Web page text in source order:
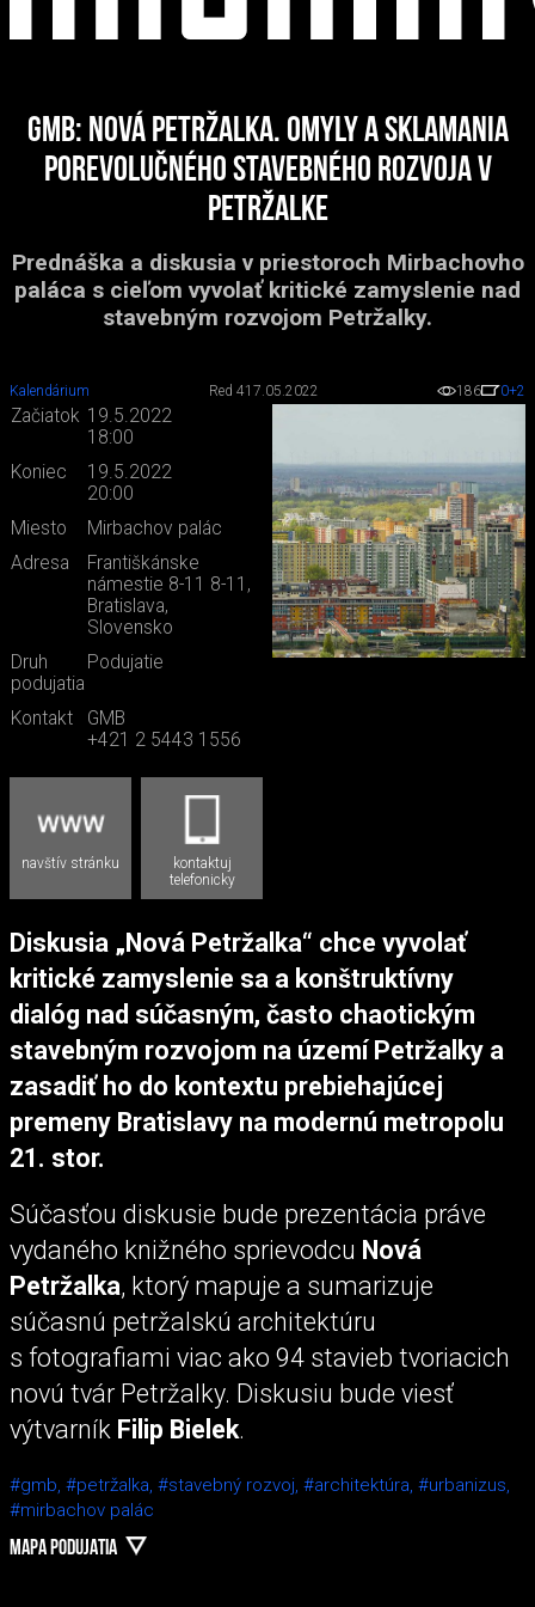
GMB: Nová Petržalka. Omyly a sklamania
porevolučného stavebného rozvoja v
Petržalke
Prednáška a diskusia v priestoroch Mirbachovho
paláca s cieľom vyvolať kritické zamyslenie nad
stavebným rozvojom Petržalky.
Kalendárium Red 417.05.2022 186 0+2
Začiatok 19.5.2022
18:00
Koniec
19.5.2022
20:00
Miesto
Mirbachov palác
Adresa
Františkánske
námestie 8-11 8-11,
Bratislava,
Slovensko
Druh
podujatia
Podujatie
Kontakt
GMB
+421 2 5443 1556
navštív stránku
kontaktuj
telefonicky
Diskusia „Nová Petržalka“ chce vyvolať
kritické zamyslenie sa a konštruktívny
dialóg nad súčasným, často chaotickým
stavebným rozvojom na území Petržalky a
zasadiť ho do kontextu prebiehajúcej
premeny Bratislavy na modernú metropolu
21. stor.
Súčasťou diskusie bude prezentácia práve
vydaného knižného sprievodcu Nová
Petržalka, ktorý mapuje a sumarizuje
súčasnú petržalskú architektúru
s fotografiami viac ako 94 stavieb tvoriacich
novú tvár Petržalky. Diskusiu bude viesť
výtvarník Filip Bielek.
#gmb, #petržalka, #stavebný rozvoj, #architektúra, #urbanizus,
#mirbachov palác
MAPA PODUJATIA